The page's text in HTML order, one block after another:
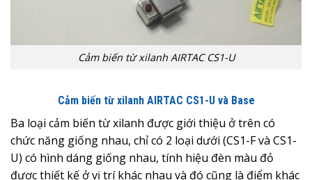
Cảm biến từ xilanh AIRTAC CS1-U
Cảm biến từ xilanh AIRTAC CS1-U và Base
Ba loại cảm biến từ xilanh được giới thiệu ở trên có
chức năng giống nhau, chỉ có 2 loại dưới (CS1-F và CS1-
U) có hình dáng giống nhau, tính hiệu đèn màu đỏ
được thiết kế ở vị trí khác nhau và đó cũng là điểm khác